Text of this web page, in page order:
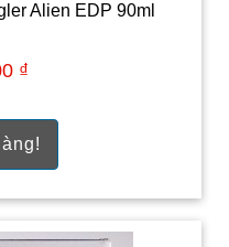
Alien EDP 90ml
₫